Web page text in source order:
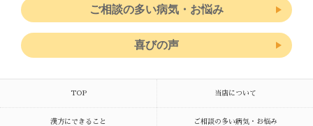
ご相談の多い病気・お悩み
喜びの声
TOP 当店について
漢方にできること ご相談の多い病気・お悩み